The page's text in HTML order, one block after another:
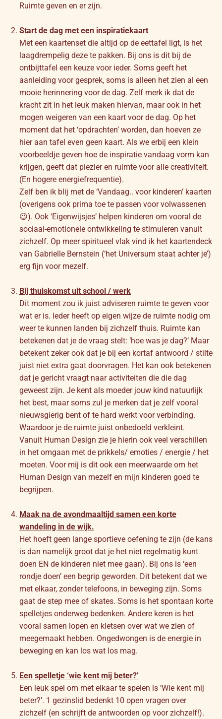
Ruimte geven en er zijn.
Start de dag met een inspiratiekaart
Met een kaartenset die altijd op de eettafel ligt, is het
laagdrempelig deze te pakken. Bij ons is dit bij de
ontbijttafel een keuze voor ieder. Soms geeft het
aanleiding voor gesprek, soms is alleen het zien al een
mooie herinnering voor de dag. Zelf merk ik dat de
kracht zit in het leuk maken hiervan, maar ook in het
mogen weigeren van een kaart voor de dag. Op het
moment dat het ‘opdrachten’ worden, dan hoeven ze
hier aan tafel even geen kaart. Als we erbij een klein
voorbeeldje geven hoe de inspiratie vandaag vorm kan
krijgen, geeft dat plezier en ruimte voor alle creativiteit.
(En hogere energiefrequentie).
Zelf ben ik blij met de ‘Vandaag.. voor kinderen’ kaarten
(overigens ook prima toe te passen voor volwassenen
😉). Ook ‘Eigenwijsjes’ helpen kinderen om vooral de
sociaal-emotionele ontwikkeling te stimuleren vanuit
zichzelf. Op meer spiritueel vlak vind ik het kaartendeck
van Gabrielle Bernstein (‘het Universum staat achter je’)
erg fijn voor mezelf.
Bij thuiskomst uit school / werk
Dit moment zou ik juist adviseren ruimte te geven voor
wat er is. Ieder heeft op eigen wijze de ruimte nodig om
weer te kunnen landen bij zichzelf thuis. Ruimte kan
betekenen dat je de vraag stelt: ‘hoe was je dag?’ Maar
betekent zeker ook dat je bij een kortaf antwoord / stilte
juist niet extra gaat doorvragen. Het kan ook betekenen
dat je gericht vraagt naar activiteiten die die dag
geweest zijn. Je kent als moeder jouw kind natuurlijk
het best, maar soms zul je merken dat je zelf vooral
nieuwsgierig bent of te hard werkt voor verbinding.
Waardoor je de ruimte juist onbedoeld verkleint.
Vanuit Human Design zie je hierin ook veel verschillen
in het omgaan met de prikkels/ emoties / energie / het
moeten. Voor mij is dit ook een meerwaarde om het
Human Design van mezelf en mijn kinderen goed te
begrijpen.
Maak na de avondmaaltijd samen een korte
wandeling in de wijk.
Het hoeft geen lange sportieve oefening te zijn (de kans
is dan namelijk groot dat je het niet regelmatig kunt
doen EN de kinderen niet mee gaan). Bij ons is ‘een
rondje doen’ een begrip geworden. Dit betekent dat we
met elkaar, zonder telefoons, in beweging zijn. Soms
gaat de step mee of skates. Soms is het spontaan korte
spelletjes onderweg bedenken. Andere keren is het
vooral samen lopen en kletsen over wat we zien of
meegemaakt hebben. Ongedwongen is de energie in
beweging en kan los wat los mag.
Een spelletje ‘wie kent mij beter?’
Een leuk spel om met elkaar te spelen is ‘Wie kent mij
beter?’. 1 gezinslid bedenkt 10 open vragen over
zichzelf (en schrijft de antwoorden op voor zichzelf!).